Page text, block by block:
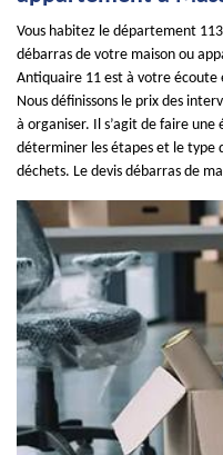
Vous habitez le département
débarras de votre maison ou
Antiquaire 11 est à votre
Nous définissons le prix des
à organiser. Il s’agit de faire
déterminer les étapes et le type
déchets. Le devis débarras de